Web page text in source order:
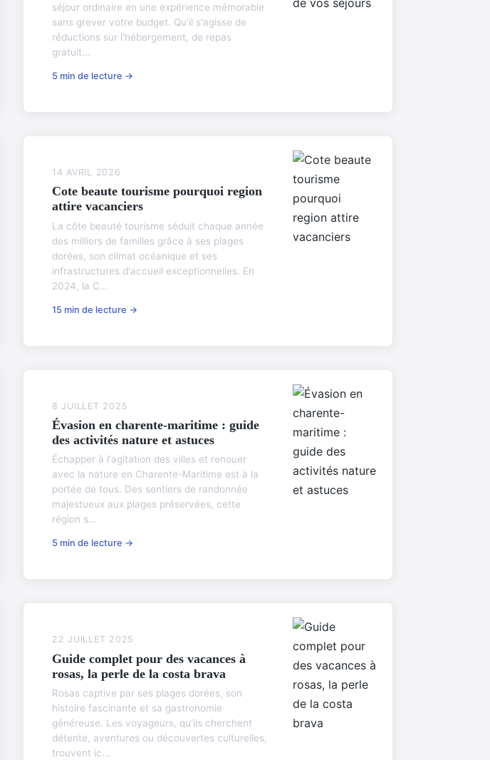
séjour ordinaire en une expérience mémorable
sans grever votre budget. Qu'il s'agisse de
réductions sur l'hébergement, de repas
gratuit...
5 min de lecture →
14 AVRIL 2026
Cote beaute tourisme pourquoi region
attire vacanciers
La côte beauté tourisme séduit chaque année
des milliers de familles grâce à ses plages
dorées, son climat océanique et ses
infrastructures d'accueil exceptionnelles. En
2024, la C...
15 min de lecture →
8 JUILLET 2025
Évasion en charente-maritime : guide
des activités nature et astuces
Échapper à l'agitation des villes et renouer
avec la nature en Charente-Maritime est à la
portée de tous. Des sentiers de randonnée
majestueux aux plages préservées, cette
région s...
5 min de lecture →
22 JUILLET 2025
Guide complet pour des vacances à
rosas, la perle de la costa brava
Rosas captive par ses plages dorées, son
histoire fascinante et sa gastronomie
généreuse. Les voyageurs, qu'ils cherchent
détente, aventures ou découvertes culturelles,
trouvent ic...